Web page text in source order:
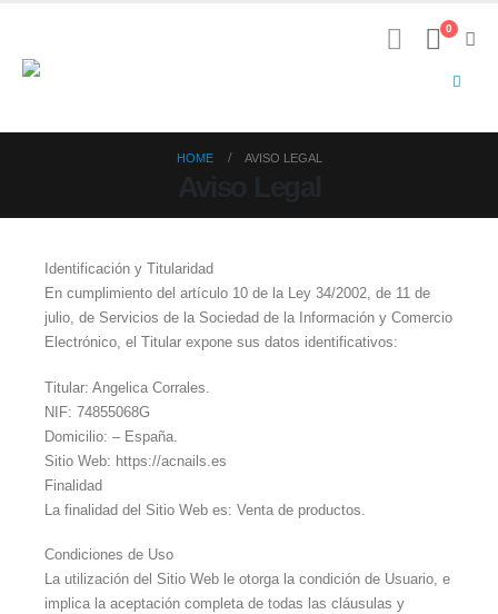
0
HOME AVISO LEGAL
Identificación y Titularidad
En cumplimiento del artículo 10 de la Ley 34/2002, de 11 de
julio, de Servicios de la Sociedad de la Información y Comercio
Electrónico, el Titular expone sus datos identificativos:
Titular: Angelica Corrales.
NIF: 74855068G
Domicilio: – España.
Sitio Web: https://acnails.es
Finalidad
La finalidad del Sitio Web es: Venta de productos.
Condiciones de Uso
La utilización del Sitio Web le otorga la condición de Usuario, e
implica la aceptación completa de todas las cláusulas y